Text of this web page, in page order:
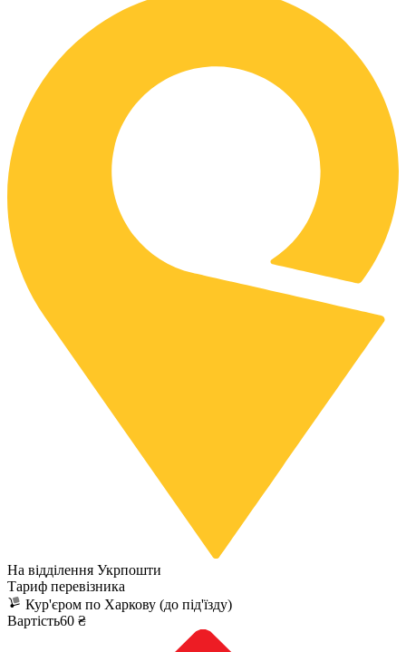
На відділення Укрпошти
Тариф перевізника
Кур'єром по Харкову (до під'їзду)
Вартість60 ₴